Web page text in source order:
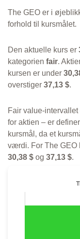
The GEO er i
forhold til kursmålet.
Den aktuelle kurs er
kategorien fair.
kursen er under
overstiger 37,13 $.
Fair value-
for aktien – er
kursmål, da et
værdi. For The GEO
30,38 $ og 37,13 $.